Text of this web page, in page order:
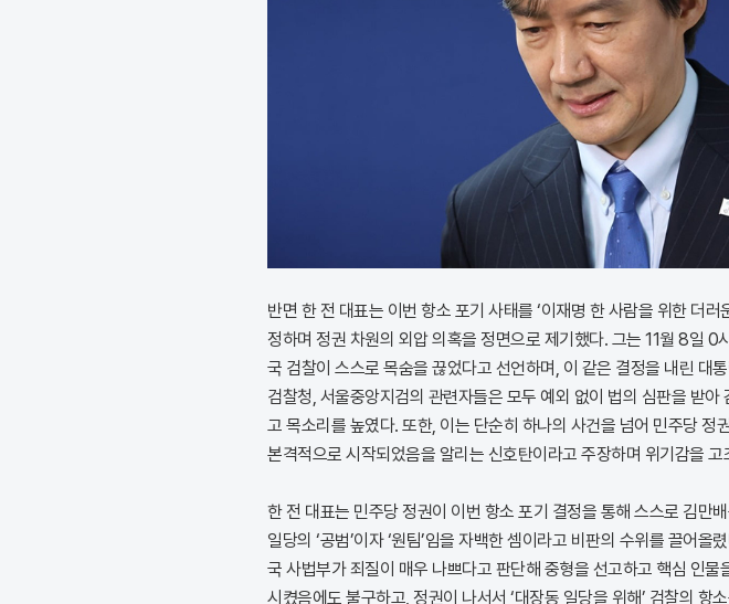
반면 한 전 대표는 이번 항소 포기 사태를 ‘이재명 한 사람을 위한 더러
정하며 정권 차원의 외압 의혹을 정면으로 제기했다. 그는 11월 8일 0
국 검찰이 스스로 목숨을 끊었다고 선언하며, 이 같은 결정을 내린 대
검찰청, 서울중앙지검의 관련자들은 모두 예외 없이 법의 심판을 받아
고 목소리를 높였다. 또한, 이는 단순히 하나의 사건을 넘어 민주당 정
본격적으로 시작되었음을 알리는 신호탄이라고 주장하며 위기감을 고
한 전 대표는 민주당 정권이 이번 항소 포기 결정을 통해 스스로 김만
일당의 ‘공범’이자 ‘원팀’임을 자백한 셈이라고 비판의 수위를 끌어올
국 사법부가 죄질이 매우 나쁘다고 판단해 중형을 선고하고 핵심 인물
시켰음에도 불구하고, 정권이 나서서 ‘대장동 일당을 위해’ 검찰의 항